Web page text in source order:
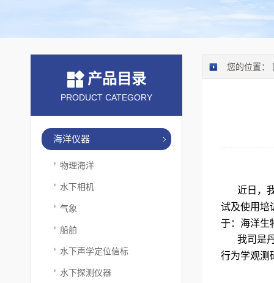
产品目录
PRODUCT CATEGORY
海洋仪器
物理海洋
水下相机
气象
船舶
水下声学定位信标
水下探测仪器
您的位置：
近日，
试及使用培
于：海洋生
我司是
行为学观测